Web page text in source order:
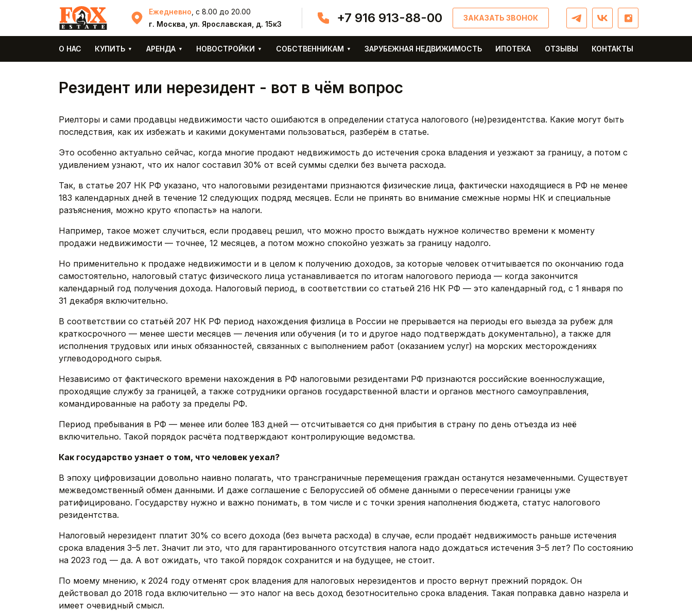
Перейти к основному содержанию
Ежедневно , с 8.00 до 20.00
г. Москва, ул. Ярославская, д. 15к3
+7 916 913-88-00 ЗАКАЗАТЬ ЗВОНОК
О НАС КУПИТЬ АРЕНДА НОВОСТРОЙКИ СОБСТВЕННИКАМ ЗАРУБЕЖНАЯ НЕДВИЖИМОСТЬ ИПОТЕКА ОТЗЫВЫ КОНТАКТЫ
Резидент или нерезидент - вот в чём вопрос
Риелторы и сами продавцы недвижимости часто ошибаются в определении статуса налогового (не)резидентства. Какие могут быть
последствия, как их избежать и какими документами пользоваться, разберём в статье.
Это особенно актуально сейчас, когда многие продают недвижимость до истечения срока владения и уезжают за границу, а потом с
удивлением узнают, что их налог составил 30% от всей суммы сделки без вычета расхода.
Так, в статье 207 НК РФ указано, что налоговыми резидентами признаются физические лица, фактически находящиеся в РФ не менее
183 календарных дней в течение 12 следующих подряд месяцев. Если не принять во внимание смежные нормы НК и специальные
разъяснения, можно круто «попасть» на налоги.
Например, такое может случиться, если продавец решил, что можно просто выждать нужное количество времени к моменту
продажи недвижимости — точнее, 12 месяцев, а потом можно спокойно уезжать за границу надолго.
Но применительно к продаже недвижимости и в целом к получению доходов, за которые человек отчитывается по окончанию года
самостоятельно, налоговый статус физического лица устанавливается по итогам налогового периода — когда закончится
календарный год получения дохода. Налоговый период, в соответствии со статьей 216 НК РФ — это календарный год, с 1 января по
31 декабря включительно.
В соответствии со статьёй 207 НК РФ период нахождения физлица в России не прерывается на периоды его выезда за рубеж для
краткосрочного — менее шести месяцев — лечения или обучения (и то и другое надо подтверждать документально), а также для
исполнения трудовых или иных обязанностей, связанных с выполнением работ (оказанием услуг) на морских месторождениях
углеводородного сырья.
Независимо от фактического времени нахождения в РФ налоговыми резидентами РФ признаются российские военнослужащие,
проходящие службу за границей, а также сотрудники органов государственной власти и органов местного самоуправления,
командированные на работу за пределы РФ.
Период пребывания в РФ — менее или более 183 дней — отсчитывается со дня прибытия в страну по день отъезда из неё
включительно. Такой порядок расчёта подтверждают контролирующие ведомства.
Как государство узнает о том, что человек уехал?
В эпоху цифровизации довольно наивно полагать, что трансграничные перемещения граждан останутся незамеченными. Существует
межведомственный обмен данными. И даже соглашение с Белоруссией об обмене данными о пересечении границы уже
ратифицировано. Государству нужно и важно понимать, в том числе и с точки зрения наполнения бюджета, статус налогового
резидентства.
Налоговый нерезидент платит 30% со всего дохода (без вычета расхода) в случае, если продаёт недвижимость раньше истечения
срока владения 3–5 лет. Значит ли это, что для гарантированного отсутствия налога надо дождаться истечения 3–5 лет? По состоянию
на 2023 год — да. А вот ожидать, что такой порядок сохранится и на будущее, не стоит.
По моему мнению, к 2024 году отменят срок владения для налоговых нерезидентов и просто вернут прежний порядок. Он
действовал до 2018 года включительно — это налог на весь доход безотносительно срока владения. Такая поправка давно назрела и
имеет очевидный смысл.